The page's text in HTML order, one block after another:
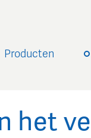
Producten
het